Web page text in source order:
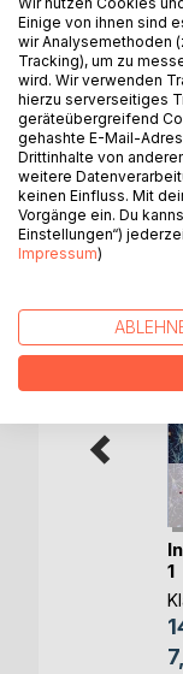
auf
mehr
ein
1
Einige von ihnen sind
wir Analysemethoden
Tracking), um zu
wird. Wir verwenden
hierzu serverseitiges
geräteübergreifend
gehashte E-Mail-
Drittinhalte von
weitere
keinen Einfluss. Mit
Vorgänge ein. Du
Einstellungen“)
Impressum)